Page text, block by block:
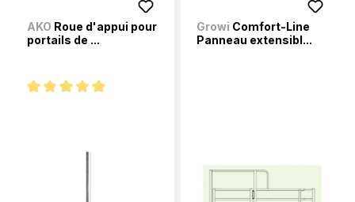
AKO Roue d'appui pour
portails de ...
Growi Comfort-Line
Panneau extensibl...